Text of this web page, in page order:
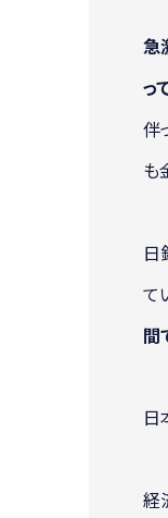
急
っ
伴
も
日
て
間
日
経